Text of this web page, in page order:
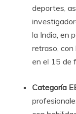
deportes,
la India, en
retraso,
en el 15 de
Categoría